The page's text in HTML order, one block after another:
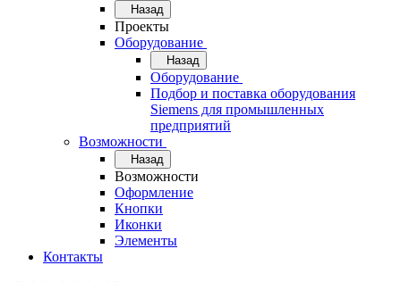
Назад
Проекты
Оборудование
Назад
Оборудование
Подбор и поставка оборудования
Siemens для промышленных
предприятий
Возможности
Назад
Возможности
Оформление
Кнопки
Иконки
Элементы
Контакты